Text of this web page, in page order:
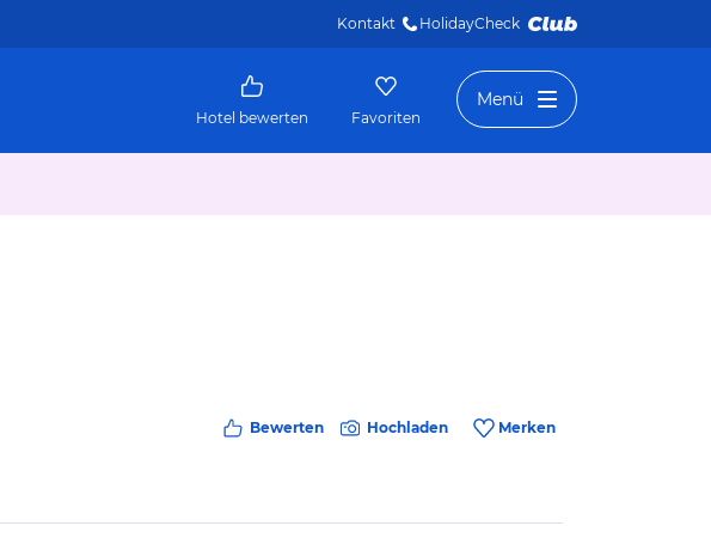
Kontakt HolidayCheck
Hotel bewerten Favoriten
Menü
Bewerten Hochladen Merken